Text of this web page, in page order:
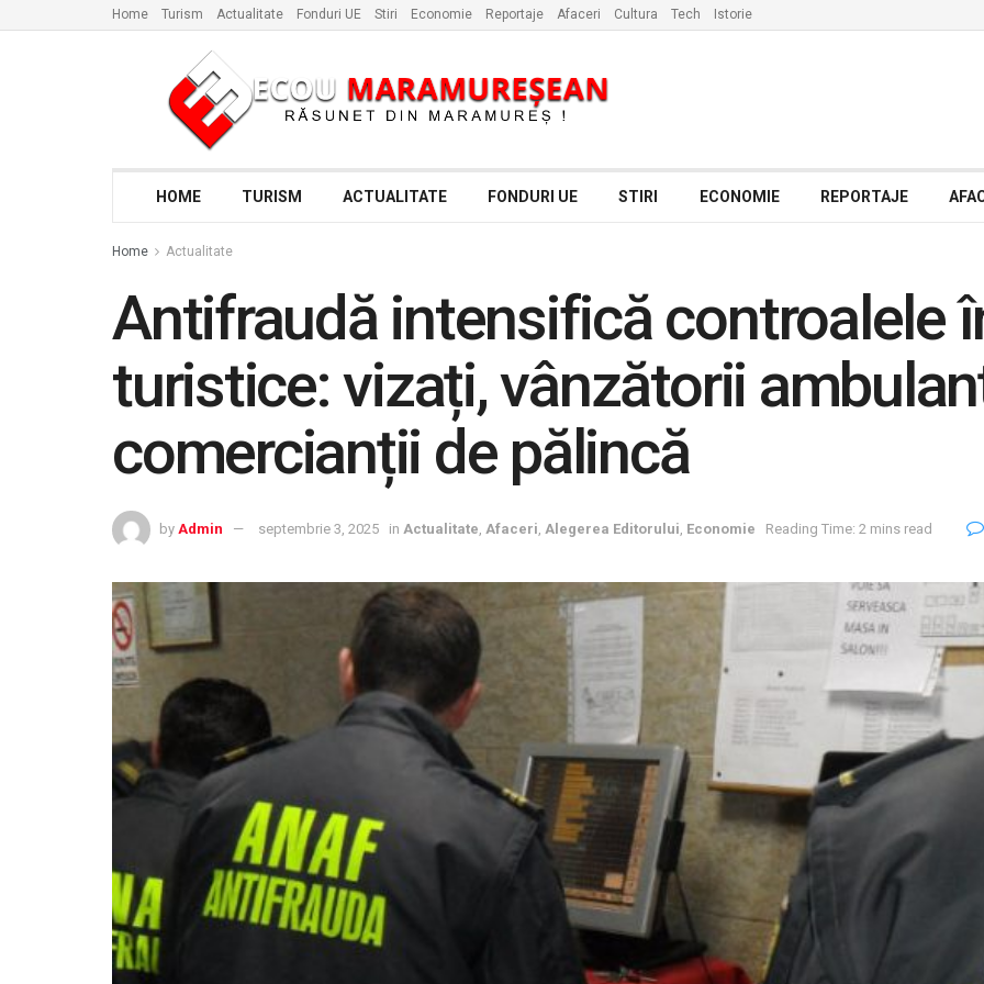
Home Turism Actualitate Fonduri UE Stiri Economie Reportaje Afaceri Cultura Tech Istorie
HOME TURISM ACTUALITATE FONDURI UE STIRI ECONOMIE REPORTAJE
Home Actualitate
Antifraudă intensifică controalele
turistice: vizați, vânzătorii
comercianții de pălincă
by Admin septembrie 3, 2025 in Actualitate, Afaceri, Alegerea Editorului, Economie Reading Time: 2 mins read